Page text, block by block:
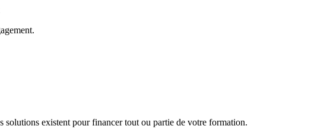
solutions existent pour financer tout ou partie de votre formation.